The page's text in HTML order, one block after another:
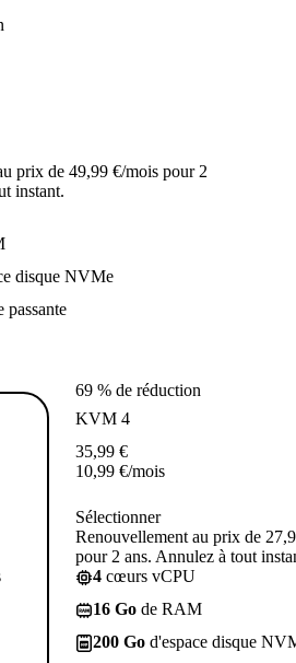
prix de 49,99 €/mois pour 2
instant.
disque NVMe
passante
69 % de réduction
KVM 4
35,99 €
10,99 €/mois
Sélectionner
Renouvellement au prix de
pour 2 ans. Annulez à tout
4 cœurs vCPU
16 Go de RAM
200 Go d'espace disque